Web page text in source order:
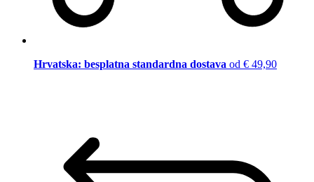
Hrvatska: besplatna standardna dostava od € 49,90